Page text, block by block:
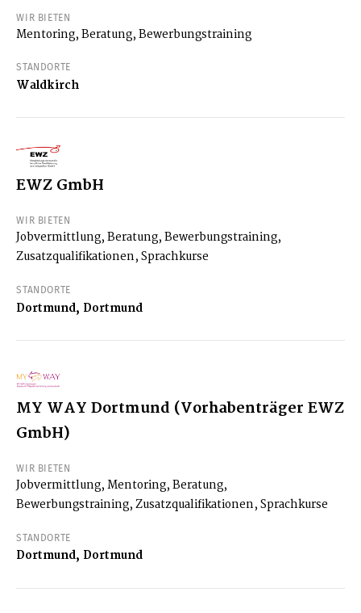
WIR BIETEN
Mentoring, Beratung, Bewerbungstraining
STANDORTE
Waldkirch
EWZ GmbH
WIR BIETEN
Jobvermittlung, Beratung, Bewerbungstraining,
Zusatzqualifikationen, Sprachkurse
STANDORTE
Dortmund, Dortmund
MY WAY Dortmund (Vorhabenträger EWZ
GmbH)
WIR BIETEN
Jobvermittlung, Mentoring, Beratung,
Bewerbungstraining, Zusatzqualifikationen, Sprachkurse
STANDORTE
Dortmund, Dortmund